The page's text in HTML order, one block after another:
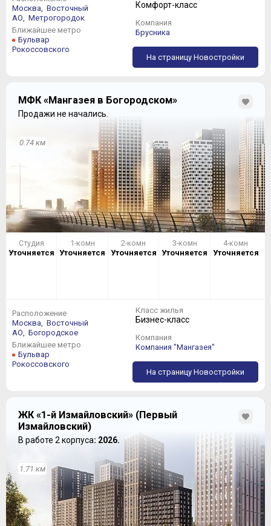
Москва,
Восточный
АО,
Метрогородок
Ближайшее метро
Бульвар
Рокоссовского
Комфорт-класс
Компания
Брусника
На страницу Новостройки
МФК «Мангазея в Богородском»
Продажи не начались.
0.74 км
Студия
Уточняется
1-комн
Уточняется
2-комн
Уточняется
3-комн
Уточняется
4-комн
Уточняется
Расположение
Москва,
Восточный
АО,
Богородское
Ближайшее метро
Бульвар
Рокоссовского
Класс жилья
Бизнес-класс
Компания
Компания "Мангазея"
На страницу Новостройки
ЖК «1-й Измайловский» (Первый
Измайловский)
В работе 2 корпуса: 2026.
1.71 км